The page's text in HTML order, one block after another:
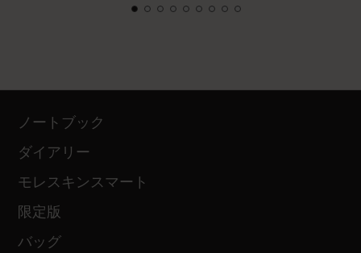
ノートブック
ダイアリー
モレスキンスマート
限定版
バッグ